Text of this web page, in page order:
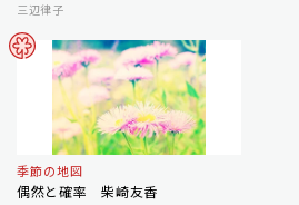
三辺律子
季節の地図
偶然と確率 柴崎友香